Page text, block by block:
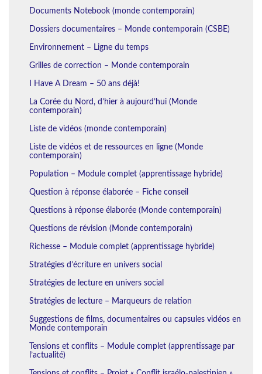
Documents Notebook (monde contemporain)
Dossiers documentaires – Monde contemporain (CSBE)
Environnement – Ligne du temps
Grilles de correction – Monde contemporain
I Have A Dream – 50 ans déjà!
La Corée du Nord, d’hier à aujourd’hui (Monde
contemporain)
Liste de vidéos (monde contemporain)
Liste de vidéos et de ressources en ligne (Monde
contemporain)
Population – Module complet (apprentissage hybride)
Question à réponse élaborée – Fiche conseil
Questions à réponse élaborée (Monde contemporain)
Questions de révision (Monde contemporain)
Richesse – Module complet (apprentissage hybride)
Stratégies d’écriture en univers social
Stratégies de lecture en univers social
Stratégies de lecture – Marqueurs de relation
Suggestions de films, documentaires ou capsules vidéos en
Monde contemporain
Tensions et conflits – Module complet (apprentissage par
l’actualité)